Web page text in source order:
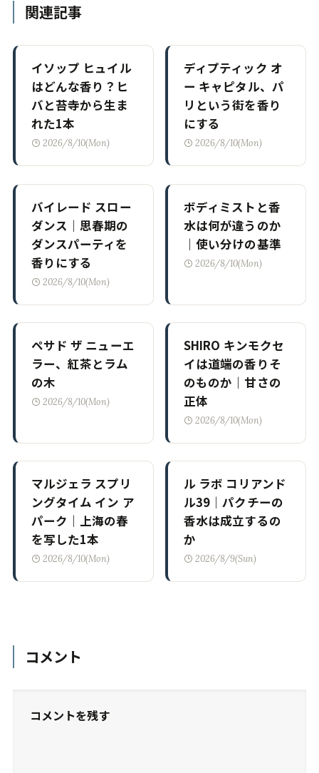
関連記事
イソップ ヒュイル
はどんな香り？ヒ
バと苔寺から生ま
れた1本
2026/8/10(Mon)
ディプティック オ
ー キャピタル、パ
リという街を香り
にする
2026/8/10(Mon)
バイレード スロー
ダンス｜思春期の
ダンスパーティを
香りにする
2026/8/10(Mon)
ボディミストと香
水は何が違うのか
｜使い分けの基準
2026/8/10(Mon)
ペサド ザ ニューエ
ラー、紅茶とラム
の木
2026/8/10(Mon)
SHIRO キンモクセ
イは道端の香りそ
のものか｜甘さの
正体
2026/8/10(Mon)
マルジェラ スプリ
ングタイム イン ア
パーク｜上海の春
を写した1本
2026/8/10(Mon)
ル ラボ コリアンド
ル39｜パクチーの
香水は成立するの
か
2026/8/9(Sun)
コメント
コメントを残す